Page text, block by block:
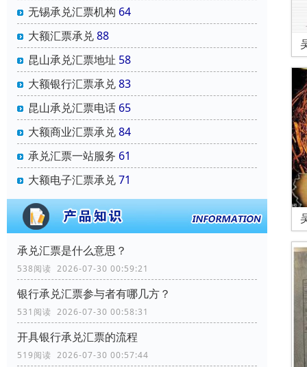
无锡承兑汇票机构 64
大额汇票承兑88
昆山承兑汇票地址 58
大额银行汇票承兑83
昆山承兑汇票电话 65
大额商业汇票承兑84
承兑汇票一站服务 61
大额电子汇票承兑71
承兑汇票是什么意思？
538阅读 2026-07-30 00:59:21
银行承兑汇票参与者有哪几方？
531阅读 2026-07-30 00:58:31
开具银行承兑汇票的流程
519阅读 2026-07-30 00:57:44